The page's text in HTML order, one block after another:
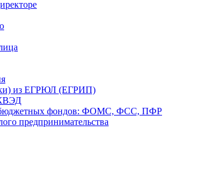
из ЕГРЮЛ (ЕГРИП)
фондов: ФОМС, ФСС, ПФР
предпринимательства